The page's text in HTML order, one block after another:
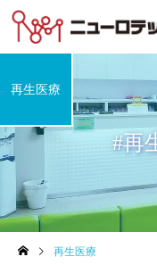
#再
再生医療
再生医療